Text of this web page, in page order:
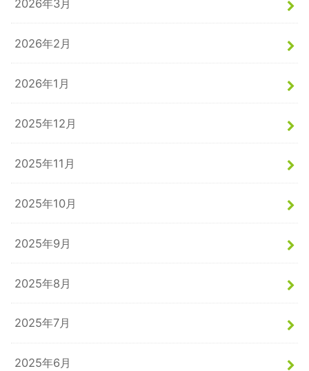
2026年3月
2026年2月
2026年1月
2025年12月
2025年11月
2025年10月
2025年9月
2025年8月
2025年7月
2025年6月